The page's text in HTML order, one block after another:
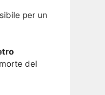
per un
del